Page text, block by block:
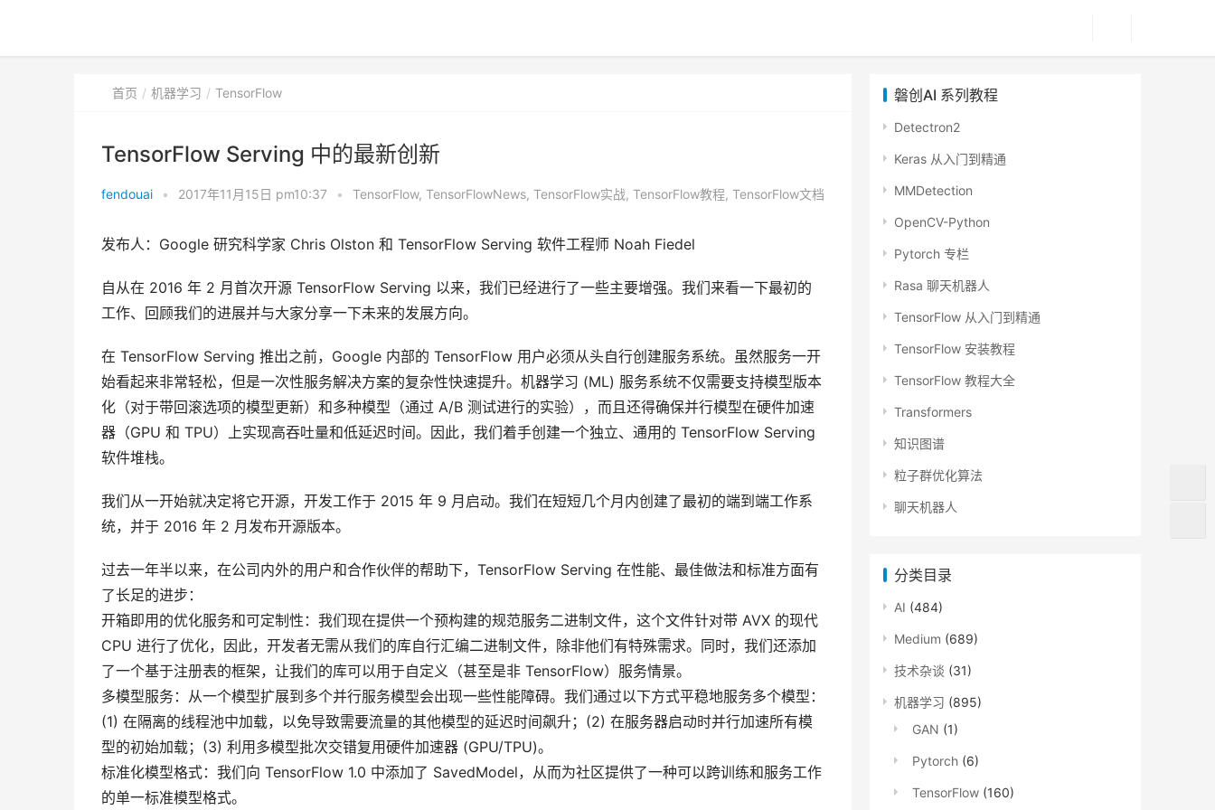
首页 机器学习 TensorFlow
TensorFlow Serving 中的最新创新
fendouai • 2017年11月15日 pm10:37 • TensorFlow, TensorFlowNews, TensorFlow实战, TensorFlow教程, TensorFlow文档
发布人：Google 研究科学家 Chris Olston 和 TensorFlow Serving 软件工程师 Noah Fiedel
自从在 2016 年 2 月首次开源 TensorFlow Serving 以来，我们已经进行了一些主要增强。我们来看一下最初的
工作、回顾我们的进展并与大家分享一下未来的发展方向。
在 TensorFlow Serving 推出之前，Google 内部的 TensorFlow 用户必须从头自行创建服务系统。虽然服务一开
始看起来非常轻松，但是一次性服务解决方案的复杂性快速提升。机器学习 (ML) 服务系统不仅需要支持模型版本
化（对于带回滚选项的模型更新）和多种模型（通过 A/B 测试进行的实验），而且还得确保并行模型在硬件加速
器（GPU 和 TPU）上实现高吞吐量和低延迟时间。因此，我们着手创建一个独立、通用的 TensorFlow Serving
软件堆栈。
我们从一开始就决定将它开源，开发工作于 2015 年 9 月启动。我们在短短几个月内创建了最初的端到端工作系
统，并于 2016 年 2 月发布开源版本。
过去一年半以来，在公司内外的用户和合作伙伴的帮助下，TensorFlow Serving 在性能、最佳做法和标准方面有
了长足的进步：
开箱即用的优化服务和可定制性：我们现在提供一个预构建的规范服务二进制文件，这个文件针对带 AVX 的现代
CPU 进行了优化，因此，开发者无需从我们的库自行汇编二进制文件，除非他们有特殊需求。同时，我们还添加
了一个基于注册表的框架，让我们的库可以用于自定义（甚至是非 TensorFlow）服务情景。
多模型服务：从一个模型扩展到多个并行服务模型会出现一些性能障碍。我们通过以下方式平稳地服务多个模型：
(1) 在隔离的线程池中加载，以免导致需要流量的其他模型的延迟时间飙升；(2) 在服务器启动时并行加速所有模
型的初始加载；(3) 利用多模型批次交错复用硬件加速器 (GPU/TPU)。
标准化模型格式：我们向 TensorFlow 1.0 中添加了 SavedModel，从而为社区提供了一种可以跨训练和服务工作
的单一标准模型格式。
磐创AI 系列教程
Detectron2
Keras 从入门到精通
MMDetection
OpenCV-Python
Pytorch 专栏
Rasa 聊天机器人
TensorFlow 从入门到精通
TensorFlow 安装教程
TensorFlow 教程大全
Transformers
知识图谱
粒子群优化算法
聊天机器人
分类目录
AI (484)
Medium (689)
技术杂谈 (31)
机器学习 (895)
GAN (1)
Pytorch (6)
TensorFlow (160)